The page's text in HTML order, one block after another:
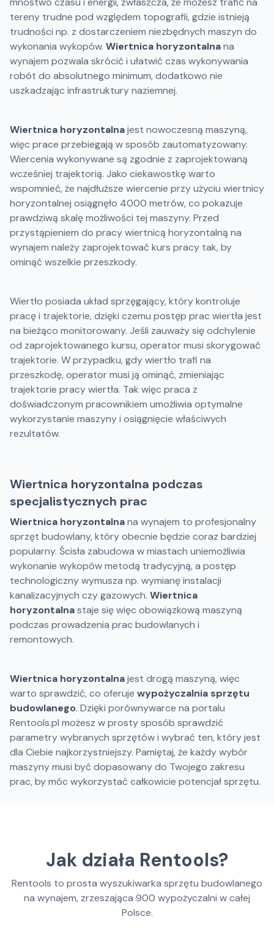
tereny trudne pod względem topografii, gdzie istnieją
trudności np. z dostarczeniem niezbędnych maszyn do
wykonania wykopów. Wiertnica horyzontalnana
wynajem pozwala skrócić i ułatwić czas wykonywania
robót do absolutnego minimum, dodatkowo nie
uszkadzając infrastruktury naziemnej.
Wiertnica horyzontalnajest nowoczesną maszyną,
więc prace przebiegają w sposób zautomatyzowany.
Wiercenia wykonywane są zgodnie z zaprojektowaną
wcześniej trajektorią. Jako ciekawostkę warto
wspomnieć, że najdłuższe wiercenie przy użyciu wiertnicy
horyzontalnej osiągnęło 4000 metrów, co pokazuje
prawdziwą skalę możliwości tej maszyny. Przed
przystąpieniem do pracy wiertnicą horyzontalną na
wynajem należy zaprojektować kurs pracy tak, by
ominąć wszelkie przeszkody.
Wiertło posiada układ sprzęgający, który kontroluje
pracę i trajektorie, dzięki czemu postęp prac wiertła jest
na bieżąco monitorowany. Jeśli zauważy się odchylenie
od zaprojektowanego kursu, operator musi skorygować
trajektorie. W przypadku, gdy wiertło trafi na
przeszkodę, operator musi ją ominąć, zmieniając
trajektorie pracy wiertła. Tak więc praca z
doświadczonym pracownikiem umożliwia optymalne
wykorzystanie maszyny i osiągnięcie właściwych
rezultatów.
Wiertnica horyzontalna podczas
specjalistycznych prac
Wiertnica horyzontalnana wynajem to profesjonalny
sprzęt budowlany, który obecnie będzie coraz bardziej
popularny. Ścisła zabudowa w miastach uniemożliwia
wykonanie wykopów metodą tradycyjną, a postęp
technologiczny wymusza np. wymianę instalacji
kanalizacyjnych czy gazowych. Wiertnica
horyzontalnastaje się więc obowiązkową maszyną
podczas prowadzenia prac budowlanych i
remontowych.
Wiertnica horyzontalnajest drogą maszyną, więc
warto sprawdzić, co oferuje wypożyczalnia sprzętu
budowlanego. Dzięki porównywarce na portalu
Rentools.pl możesz w prosty sposób sprawdzić
parametry wybranych sprzętów i wybrać ten, który jest
dla Ciebie najkorzystniejszy. Pamiętaj, że każdy wybór
maszyny musi być dopasowany do Twojego zakresu
prac, by móc wykorzystać całkowicie potencjał sprzętu.
Jak działa Rentools?
Rentools to prosta wyszukiwarka sprzętu budowlanego
na wynajem, zrzeszająca 900 wypożyczalni w całej
Polsce.